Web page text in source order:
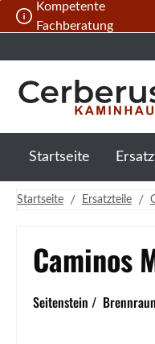
Hauptinhalt springen
Zur Suche springen
Zur Hauptnavigation
Kompetente
Fachberatung
Startseite
Startseite / Ersatzteile /
Caminos
Seitenstein /